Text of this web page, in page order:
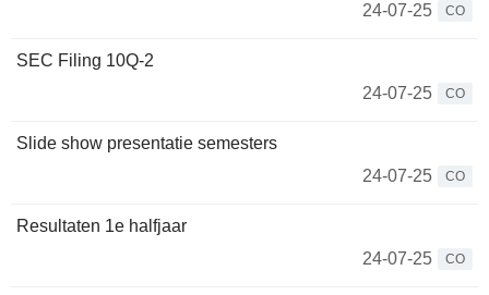
24-07-25
CO
SEC Filing 10Q-2
24-07-25
CO
Slide show presentatie semesters
24-07-25
CO
Resultaten 1e halfjaar
24-07-25
CO